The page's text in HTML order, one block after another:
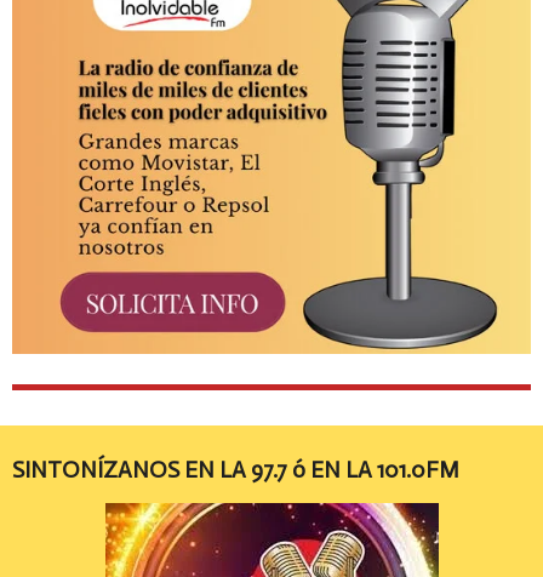
SINTONÍZANOS EN LA 97.7 ó EN LA 101.0FM